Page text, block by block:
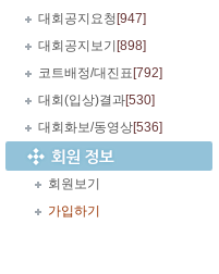
대회공지요청 [947]
대회공지보기 [898]
코트배정/대진표 [792]
대회(입상)결과[530]
대회화보/동영상[536]
회원보기
가입하기